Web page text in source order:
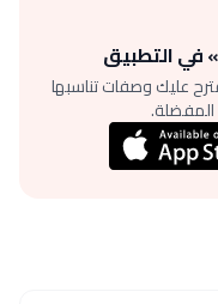
في التطبيق
عليك وصفات تناسبها